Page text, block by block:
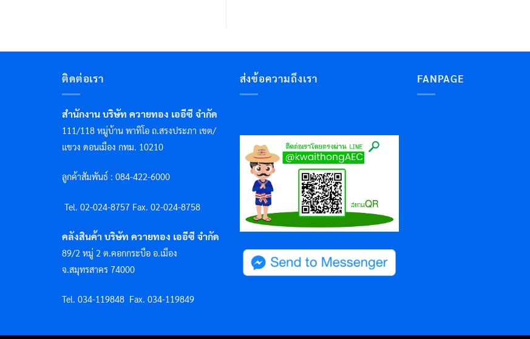
ติดต่อเรา
สำนักงาน บริษัท ควายทอง เออีซี จำกัด
111/118 หมู่บ้าน พาทิโอ ถ.สรงประภา เขต/
แขวง ดอนเมือง กทม. 10210
ลูกค้าสัมพันธ์ : 084-422-6000
Tel. 02-024-8757 Fax. 02-024-8758
คลังสินค้า บริษัท ควายทอง เออีซี จำกัด
89/2 หมู่ 2 ต.คอกกระบือ อ.เมือง
จ.สมุทรสาคร 74000
Tel. 034-119848 Fax. 034-119849
ส่งข้อความถึงเรา FANPAGE